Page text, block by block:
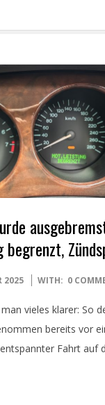
2025 WITH: 0
vieles klarer: So
bereits vor
Fahrt auf